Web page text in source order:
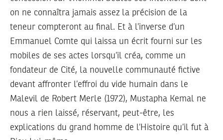
on ne connaîtra jamais assez la précision de la
teneur compteront au final. Et à l’inverse d’un
Emmanuel Comte qui laissa un écrit fourni sur les
mobiles de ses actes lorsqu’il créa, comme un
fondateur de Cité, la nouvelle communauté fictive
devant affronter l’effroi du vide humain dans le
Malevil de Robert Merle (1972), Mustapha Kemal ne
nous a rien laissé, réservant, peut-être, les
explications du grand homme de l’Histoire qu’il fut à